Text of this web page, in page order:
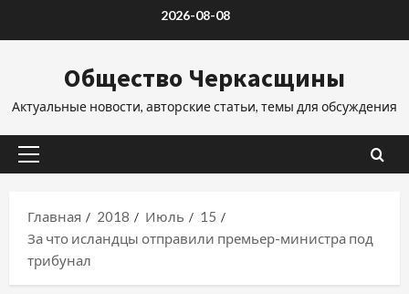
2026-08-08
Общество Черкасщины
Актуальные новости, авторские статьи, темы для обсуждения
Основное
Главная
2018 Июль
15
За что исландцы отправили премьер-министра под
трибунал